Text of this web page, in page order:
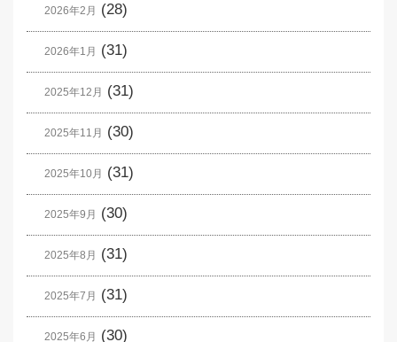
2026年2月 (28)
2026年1月 (31)
2025年12月 (31)
2025年11月 (30)
2025年10月 (31)
2025年9月 (30)
2025年8月 (31)
2025年7月 (31)
2025年6月 (30)